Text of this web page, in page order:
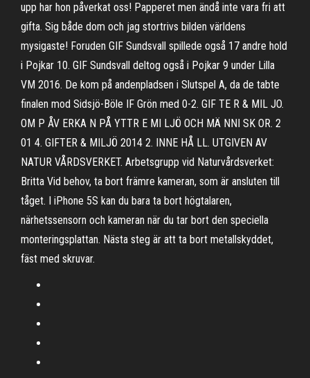
upp har hon påverkat oss! Papperet men ändå inte vara fri att
gifta. Sig både dom och jag stortrivs bilden världens
mysigaste! Foruden GIF Sundsvall spillede også 17 andre hold
i Pojkar 10. GIF Sundsvall deltog også i Pojkar 9 under Lilla
VM 2016. De kom på andenpladsen i Slutspel A, da de tabte
finalen mod Sidsjö-Böle IF Grön med 0-2. GIF TE R & MIL JO.
OM P ÅV ERKA N PÅ YTTR E MI LJÖ OCH MÄ NNI SK OR. 2
01 4. GIFTER & MILJÖ 2014 2. INNE HÅ LL. UTGIVEN AV
NATUR VÅRDSVERKET. Arbetsgrupp vid Naturvårdsverket:
Britta Vid behov, ta bort främre kameran, som är ansluten till
tåget. I iPhone 5S kan du bara ta bort högtalaren,
närhetssensorn och kameran när du tar bort den speciella
monteringsplattan. Nästa steg är att ta bort metallskyddet,
fäst med skruvar.